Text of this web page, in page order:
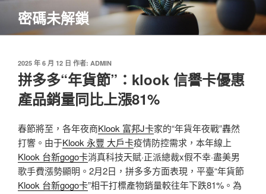
主
密碼未解鎖
發
佈
於
2025 年 6 月 12 日 作者: ADMIN
拼多多“年貨節”：klook 信譽卡優惠
產品銷量同比上漲81%
春節將至，各年夜商Klook 富邦J卡家的“年貨年夜戰”轟然
打響。由于Klook 永豐 大戶卡疫情防控需求，本年線上
Klook 台新gogo卡消真科技天賦·正派總裁x假不幸·盡美男
歌手費漲勢顯明。2月2日，拼多多方面表現，平臺“年貨節
Klook 台新gogo卡”相干打標產物銷量較往年下跌81%。為